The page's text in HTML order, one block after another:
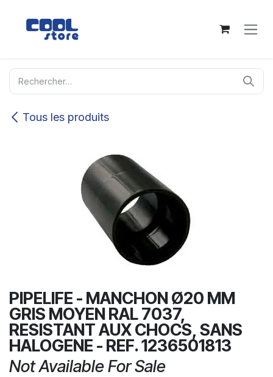
Tous les produits
PIPELIFE - MANCHON Ø20 MM
GRIS MOYEN RAL 7037,
RESISTANT AUX CHOCS, SANS
HALOGENE - REF. 1236501813
Not Available For Sale